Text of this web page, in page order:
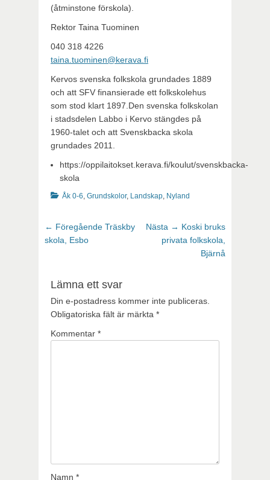
(åtminstone förskola).
Rektor Taina Tuominen
040 318 4226
taina.tuominen@kerava.fi
Kervos svenska folkskola grundades 1889
och att SFV finansierade ett folkskolehus
som stod klart 1897.Den svenska folkskolan
i stadsdelen Labbo i Kervo stängdes på
1960-talet och att Svenskbacka skola
grundades 2011.
https://oppilaitokset.kerava.fi/koulut/svenskbacka-
skola
Kategorier
Åk 0-6 Grundskolor, Landskap Nyland
Inläggsnavigering
← Föregående Föregående
Träskby
skola, Esbo
Nästa → Nästa
inlägg:
Koski bruks
privata folkskola,
Bjärnå
Lämna ett svar
Din e-postadress kommer inte publiceras.
Obligatoriska fält är märkta *
Kommentar *
Namn *